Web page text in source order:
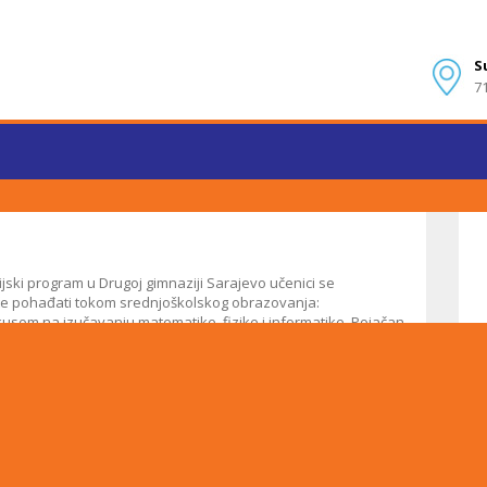
program u Drugoj gimnaziji Sarajevo učenici se
pohađati tokom srednjoškolskog obrazovanja:
na izučavanju matematike, fizike i informatike. Pojačan
...VIŠE... Prirodno izborno područje s fokusom na
Pojačan fond sati iz maternjeg jezika,
(Bosanski…
Programme (IBDP)